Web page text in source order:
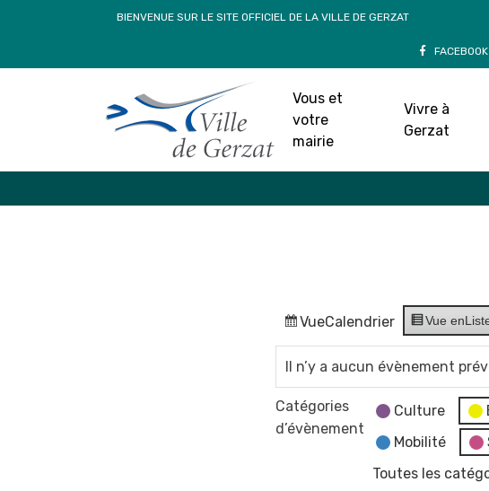
BIENVENUE SUR LE SITE OFFICIEL DE LA VILLE DE GERZAT
FACEBOOK
Vous et
votre
mairie
Vivre à
Gerzat
VueCalendrier Vue en
Il n’y a aucun évènement
Catégories
d’évènement
Culture
Mobilité
Toutes les